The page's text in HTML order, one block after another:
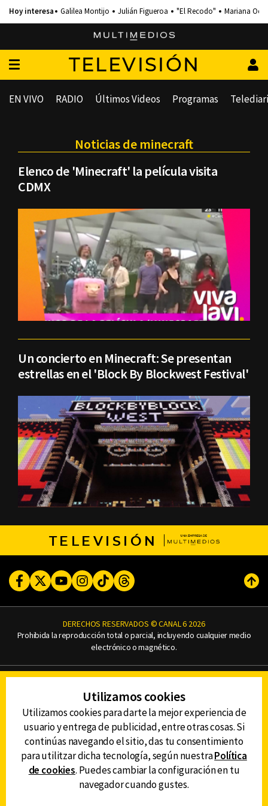
Galilea Montijo Julián Figueroa "El Recodo" Mariana
TELEVISIÓN
EN VIVO RADIO Últimos Videos Programas
Noticias de minecraft
Elenco de 'Minecraft' la película visita
CDMX
Un concierto en Minecraft: Se presentan
estrellas en el 'Block By Blockwest Festival'
TELEVISIÓN
FacebookTwitterYoutubeInstagram
TikTokThreads
DERECHOS RESERVADOS © CANAL 6 2026
Prohibida la reproducción total o parcial, incluyendo cualquier medio
electrónico o magnético.
AVISO DE PRIVACIDAD
DEFENSORÍA DE LAS AUDIENCIAS
DESCARGA LA APP DE CANAL 6
Utilizamos cookies
Utilizamos cookies para darte la mejor experiencia de
usuario y entrega de publicidad, entre otras cosas. Si
continúas navegando el sitio, das tu consentimiento
para utilitzar dicha tecnología, según nuestraPolítica
de cookies. Puedes cambiar la configuración en tu
navegador cuando gustes.